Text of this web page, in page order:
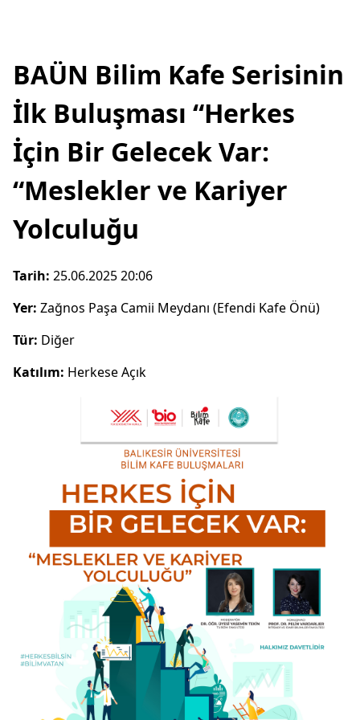
BAÜN Bilim Kafe Serisinin
İlk Buluşması “Herkes
İçin Bir Gelecek Var:
“Meslekler ve Kariyer
Yolculuğu
Tarih: 25.06.2025 20:06
Yer: Zağnos Paşa Camii Meydanı (Efendi Kafe Önü)
Tür: Diğer
Katılım: Herkese Açık